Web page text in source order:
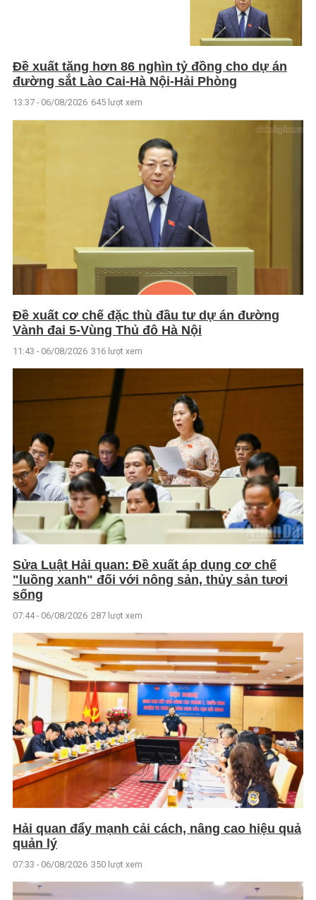
Đề xuất tăng hơn 86 nghìn tỷ đồng cho dự án
đường sắt Lào Cai-Hà Nội-Hải Phòng
13:37 - 06/08/2026 645 lượt xem
Đề xuất cơ chế đặc thù đầu tư dự án đường
Vành đai 5-Vùng Thủ đô Hà Nội
11:43 - 06/08/2026 316 lượt xem
Sửa Luật Hải quan: Đề xuất áp dụng cơ chế
"luồng xanh" đối với nông sản, thủy sản tươi
sống
07:44 - 06/08/2026 287 lượt xem
Hải quan đẩy mạnh cải cách, nâng cao hiệu quả
quản lý
07:33 - 06/08/2026 350 lượt xem